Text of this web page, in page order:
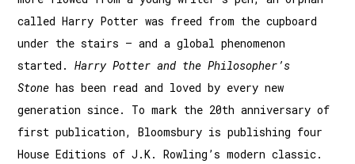
called Harry Potter was freed from the cupboard
under the stairs – and a global phenomenon
started.Harry Potter and the Philosopher’s
Stone has been read and loved by every new
generation since. To mark the 20th anniversary of
first publication, Bloomsbury is publishing four
House Editions ofJ.K. Rowling’s modern classic.